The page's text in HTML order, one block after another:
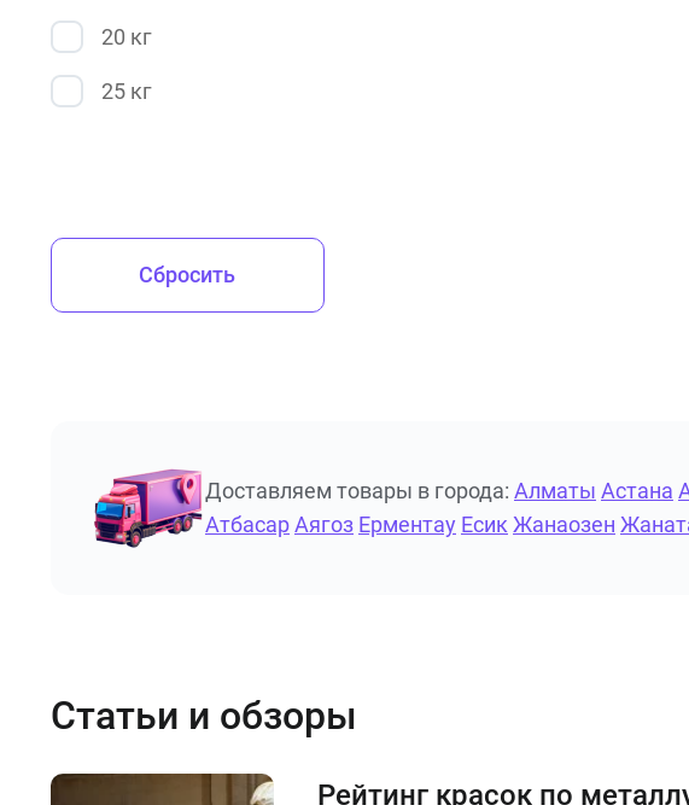
20 кг
25 кг
Сбросить
Доставляем товары в города: Алматы Астана
АтбасарАягоз Ерментау Есик Жанаозен
Статьи и обзоры
Рейтинг красок по